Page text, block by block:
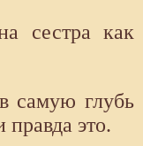
сестра как
самую глубь
это.